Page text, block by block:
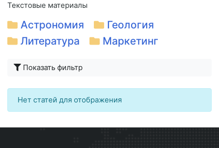
Текстовые материалы
Астрономия
Геология
Литература
Маркетинг
Показать фильтр
Нет статей для отображения